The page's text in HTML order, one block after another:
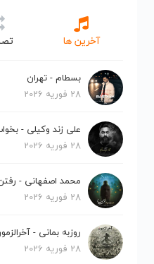
آخرین ها
بسطام - تهران
28 فوریه 2026
علی زند وکیلی -
28 فوریه 2026
محمد اصفهانی -
28 فوریه 2026
روزبه بمانی -
28 فوریه 2026